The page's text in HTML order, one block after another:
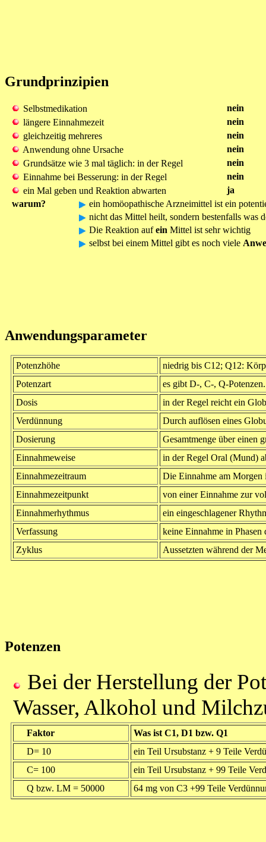
Grundprinzipien
Selbstmedikation
nein
längere Einnahmezeit
nein
gleichzeitig mehreres
nein
Anwendung ohne Ursache
nein
Grundsätze wie 3 mal täglich: in der Regel
nein
Einnahme bei Besserung: in der Regel
nein
ein Mal geben und Reaktion abwarten
ja
warum?
ein homöopathische Arzneimittel ist ein
nicht das Mittel heilt, sondern bestenfalls was
Die Reaktion aufein Mittel ist sehr wichtig
selbst bei einem Mittel gibt es noch viele
Anwendungsparameter
Potenzhöhe
niedrig bis C12; Q12:
Potenzart
es gibt D-, C-, Q-
Dosis
in der Regel reicht ein
Verdünnung
Durch auflösen eines
Dosierung
Gesamtmenge über einen
Einnahmeweise
in der Regel Oral (Mund)
Einnahmezeitraum
Die Einnahme am Morgen
Einnahmezeitpunkt
von einer Einnahme zur
Einnahmerhythmus
ein eingeschlagener
Verfassung
keine Einnahme in Phasen
Zyklus
Aussetzten während der
Potenzen
Bei der Herstellung der
Wasser, Alkohol und
Faktor
Was ist C1, D1 bzw. Q1
D= 10
ein Teil Ursubstanz + 9 Teile
C= 100
ein Teil Ursubstanz + 99 Teile
Q bzw. LM = 50000
64 mg von C3 +99 Teile